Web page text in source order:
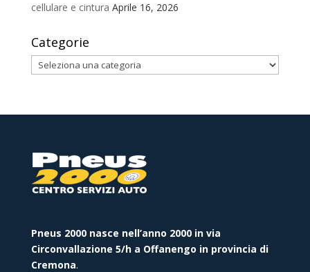
cellulare e cintura Aprile 16, 2026
Categorie
Categorie
Pneus 2000 nasce nell’anno 2000 in via
Circonvallazione 5/h a Offanengo in provincia di
Cremona.